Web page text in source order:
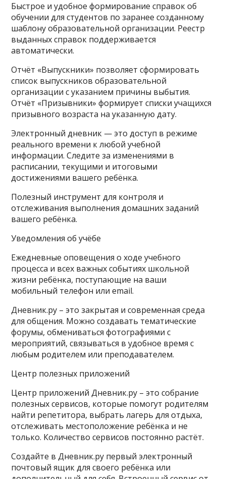
Быстрое и удобное формирование справок об
обучении для студентов по заранее созданному
шаблону образовательной организации. Реестр
выданных справок поддерживается
автоматически.
Отчёт «Выпускники» позволяет сформировать
список выпускников образовательной
организации с указанием причины выбытия.
Отчёт «Призывники» формирует списки учащихся
призывного возраста на указанную дату.
Электронный дневник — это доступ в режиме
реального времени к любой учебной
информации. Следите за изменениями в
расписании, текущими и итоговыми
достижениями вашего ребёнка.
Полезный инструмент для контроля и
отслеживания выполнения домашних заданий
вашего ребёнка.
Уведомления об учёбе
Ежедневные оповещения о ходе учебного
процесса и всех важных событиях школьной
жизни ребёнка, поступающие на ваши
мобильный телефон или email.
Дневник.ру – это закрытая и современная среда
для общения. Можно создавать тематические
форумы, обмениваться фотографиями с
мероприятий, связываться в удобное время с
любым родителем или преподавателем.
Центр полезных приложений
Центр приложений Дневник.ру – это собрание
полезных сервисов, которые помогут родителям
найти репетитора, выбрать лагерь для отдыха,
отслеживать местоположение ребёнка и не
только. Количество сервисов постоянно растёт.
Создайте в Дневник.ру первый электронный
почтовый ящик для своего ребёнка или